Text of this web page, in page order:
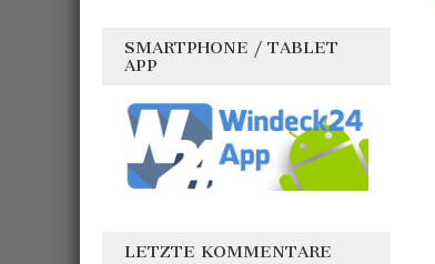
SMARTPHONE / TABLET
APP
LETZTE KOMMENTARE